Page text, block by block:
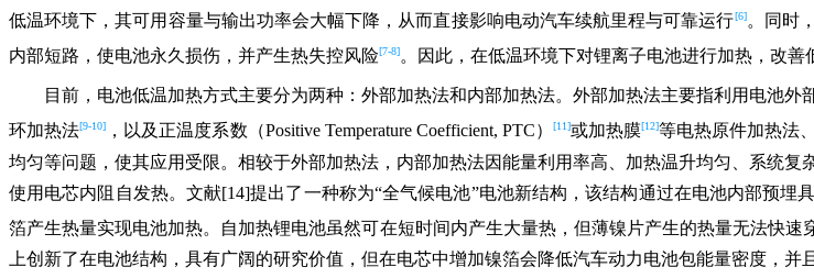
低温环境下，其可用容量与输出功率会大幅下降，从而直接影响电动汽车续航里程与可靠运行[6]。同时
内部短路，使电池永久损伤，并产生热失控风险[7-8]。因此，在低温环境下对锂离子电池进行加热，改善
目前，电池低温加热方式主要分为两种：外部加热法和内部加热法。外部加热法主要指利用电池
环加热法[9-10] ，以及正温度系数（Positive Temperature Coefficient, PTC） [11]或加热膜[12]等电热原件加热法
均匀等问题，使其应用受限。相较于外部加热法，内部加热法因能量利用率高、加热温升均匀、系统
使用电芯内阻自发热。文献[14]提出了一种称为“全气候电池”电池新结构，该结构通过在电池内部预
箔产生热量实现电池加热。自加热锂电池虽然可在短时间内产生大量热，但薄镍片产生的热量无法快速
上创新了在电池结构，具有广阔的研究价值，但在电芯中增加镍箔会降低汽车动力电池包能量密度，